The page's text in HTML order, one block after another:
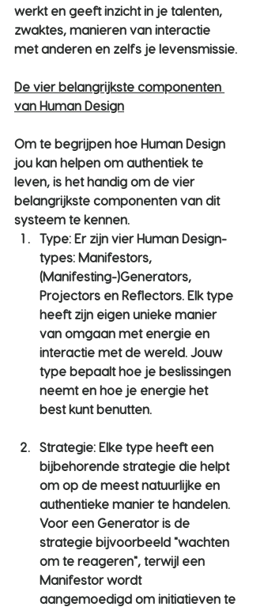
werkt en geeft inzicht in je talenten,
zwaktes, manieren van interactie
met anderen en zelfs je levensmissie.
De vier belangrijkste componenten
van Human Design
Om te begrijpen hoe Human Design
jou kan helpen om authentiek te
leven, is het handig om de vier
belangrijkste componenten van dit
systeem te kennen.
Type: Er zijn vier Human Design-
types: Manifestors,
(Manifesting-)Generators,
Projectors en Reflectors. Elk type
heeft zijn eigen unieke manier
van omgaan met energie en
interactie met de wereld. Jouw
type bepaalt hoe je beslissingen
neemt en hoe je energie het
best kunt benutten.
Strategie: Elke type heeft een
bijbehorende strategie die helpt
om op de meest natuurlijke en
authentieke manier te handelen.
Voor een Generator is de
strategie bijvoorbeeld "wachten
om te reageren", terwijl een
Manifestor wordt
aangemoedigd om initiatieven te